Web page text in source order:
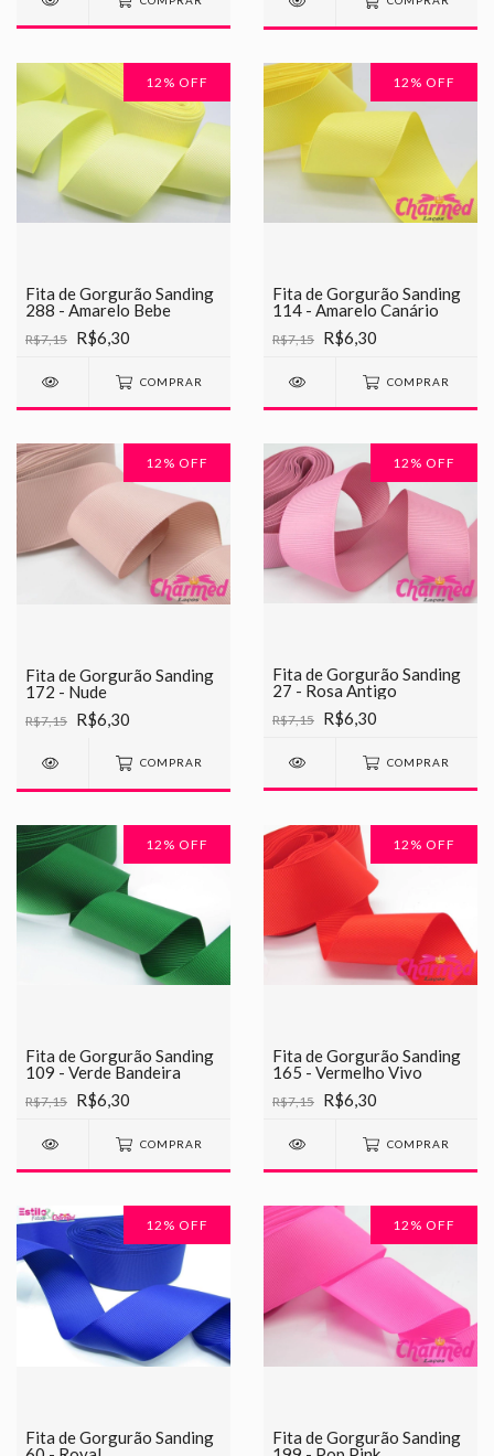
12 % OFF
Fita de Gorgurão Sanding
288 - Amarelo Bebe
R$7,15 R$6,30
COMPRAR
12 % OFF
Fita de Gorgurão Sanding
114 - Amarelo Canário
R$7,15 R$6,30
COMPRAR
12 % OFF
Fita de Gorgurão Sanding
172 - Nude
R$7,15 R$6,30
COMPRAR
12 % OFF
Fita de Gorgurão Sanding
27 - Rosa Antigo
R$7,15 R$6,30
COMPRAR
12 % OFF
Fita de Gorgurão Sanding
109 - Verde Bandeira
R$7,15 R$6,30
COMPRAR
12 % OFF
Fita de Gorgurão Sanding
165 - Vermelho Vivo
R$7,15 R$6,30
COMPRAR
12 % OFF
Fita de Gorgurão Sanding
12 % OFF
Fita de Gorgurão Sanding